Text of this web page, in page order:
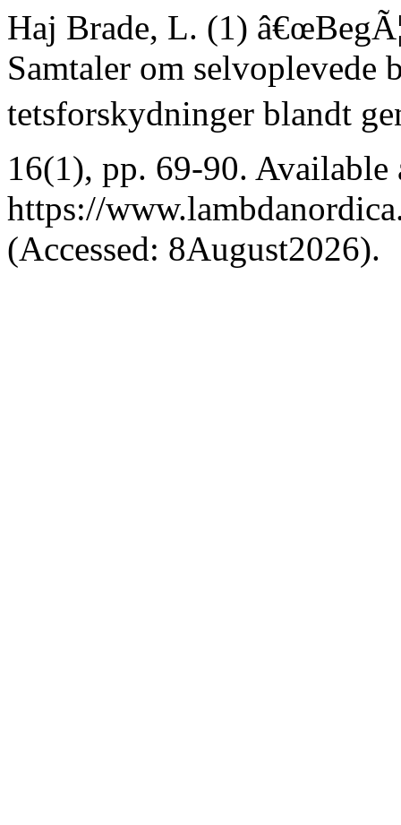
Haj Brade, L. (1)
Samtaler om selvoplevede
tetsforskydninger blandt
16(1), pp. 69-90. Available
https://
(Accessed: 8August2026).